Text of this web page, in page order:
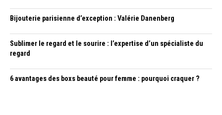
Bijouterie parisienne d’exception : Valérie Danenberg
Sublimer le regard et le sourire : l’expertise d’un spécialiste du
regard
6 avantages des boxs beauté pour femme : pourquoi craquer ?